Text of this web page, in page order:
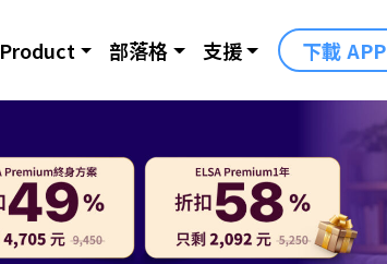
Product 部落格 支援 下載 APP